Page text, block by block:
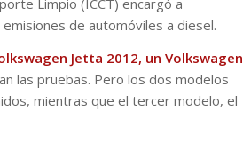
Limpio (ICCT) encargó a
de automóviles a diesel.
Jetta 2012, un Volkswagen
las pruebas. Pero los dos modelos
mientras que el tercer modelo, el